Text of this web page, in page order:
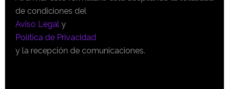
de condiciones del
Aviso Legaly
Política de Privacidad
y la recepción de comunicaciones.